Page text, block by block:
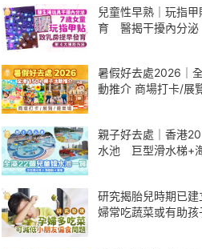
兒童性早熟｜玩指
育 醫揭干擾內分
暑假好去處2026｜
動推介 商場打卡/展
親子好去處｜香港
水池 巨型滑水梯+
研究揭胎兒時期已
婦常吃蔬菜或有助